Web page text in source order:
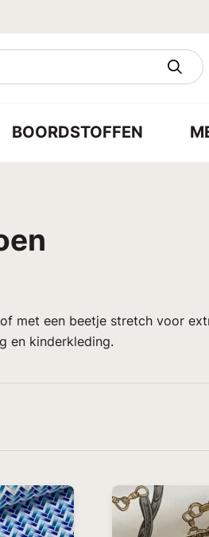
BOORDSTOFFEN
met een beetje stretch voor
en kinderkleding.